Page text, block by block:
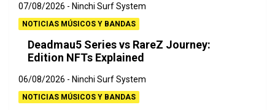
07/08/2026 Ninchi Surf System
NOTICIAS MÚSICOS Y BANDAS
Deadmau5 Series vs RareZ Journey:
Edition NFTs Explained
06/08/2026 Ninchi Surf System
NOTICIAS MÚSICOS Y BANDAS